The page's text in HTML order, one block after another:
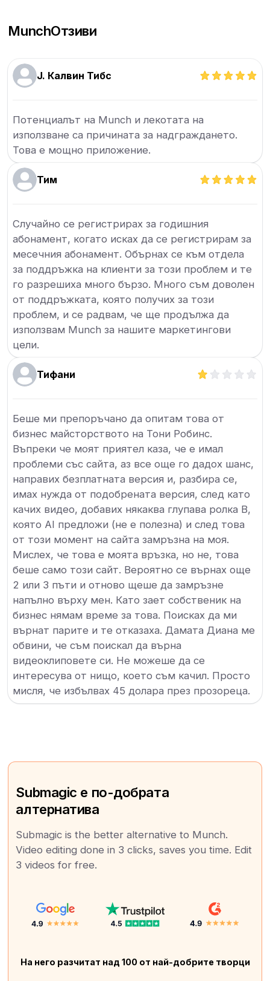
MunchОтзиви
J. Калвин Тибс
Потенциалът на Munch и лекотата на
използване са причината за надграждането.
Това е мощно приложение.
Тим
Случайно се регистрирах за годишния
абонамент, когато исках да се регистрирам за
месечния абонамент. Обърнах се към отдела
за поддръжка на клиенти за този проблем и те
го разрешиха много бързо. Много съм доволен
от поддръжката, която получих за този
проблем, и се радвам, че ще продължа да
използвам Munch за нашите маркетингови
цели.
Тифани
Беше ми препоръчано да опитам това от
бизнес майсторството на Тони Робинс.
Въпреки че моят приятел каза, че е имал
проблеми със сайта, аз все още го дадох шанс,
направих безплатната версия и, разбира се,
имах нужда от подобрената версия, след като
качих видео, добавих някаква глупава ролка B,
която AI предложи (не е полезна) и след това
от този момент на сайта замръзна на моя.
Мислех, че това е моята връзка, но не, това
беше само този сайт. Вероятно се върнах още
2 или 3 пъти и отново щеше да замръзне
напълно върху мен. Като зает собственик на
бизнес нямам време за това. Поисках да ми
върнат парите и те отказаха. Дамата Диана ме
обвини, че съм поискал да върна
видеоклиповете си. Не можеше да се
интересува от нищо, което съм качил. Просто
мисля, че избълвах 45 долара през прозореца.
Submagic е по-добрата
алтернатива
Submagic is the better alternative to Munch.
Video editing done in 3 clicks, saves you time. Edit
3 videos for free.
На него разчитат над 100 от най-добрите творци